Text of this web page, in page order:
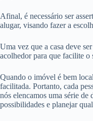
Afinal, é necessário ser
alugar, visando fazer a
Uma vez que a casa deve
acolhedor para que facilite
Quando o imóvel é bem
facilitada. Portanto, cada
nós elencamos uma série
possibilidades e planejar